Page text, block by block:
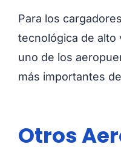
Para los
tecnológica de alto
uno de los
más importantes
Otros